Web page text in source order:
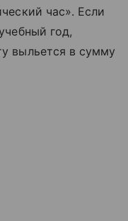
час». Если
год,
выльется в сумму